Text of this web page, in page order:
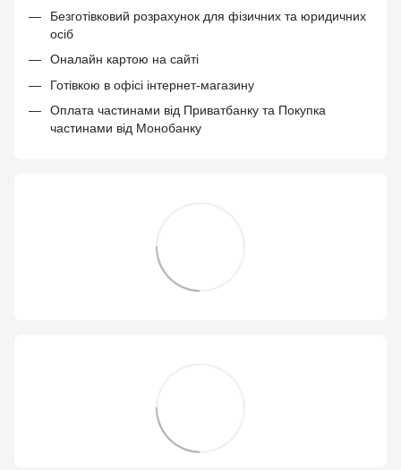
Безготівковий розрахунок для фізичних та юридичних
осіб
Оналайн картою на сайті
Готівкою в офісі інтернет-магазину
Оплата частинами від Приватбанку та Покупка
частинами від Монобанку